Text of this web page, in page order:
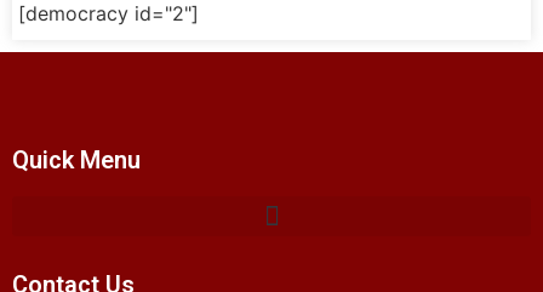
[democracy id="2"]
Quick Menu
Contact Us